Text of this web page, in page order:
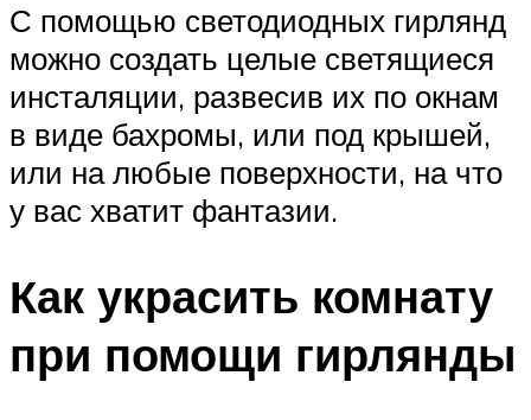
С помощью светодиодных гирлянд
можно создать целые светящиеся
инсталяции, развесив их по окнам
в виде бахромы, или под крышей,
или на любые поверхности, на что
у вас хватит фантазии.
Как украсить комнату
при помощи гирлянды